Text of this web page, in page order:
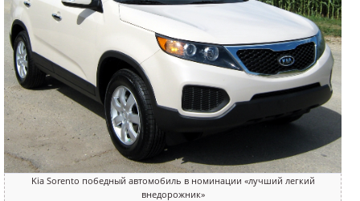
Kia Sorento победный автомобиль в номинации «лучший легкий
внедорожник»